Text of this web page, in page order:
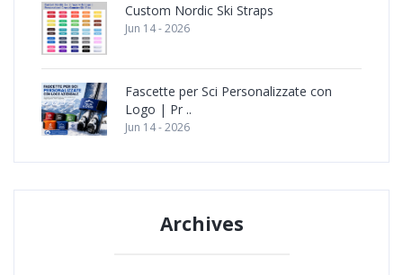
Custom Nordic Ski Straps
Jun 14 - 2026
Fascette per Sci Personalizzate con
Logo | Pr ..
Jun 14 - 2026
Archives